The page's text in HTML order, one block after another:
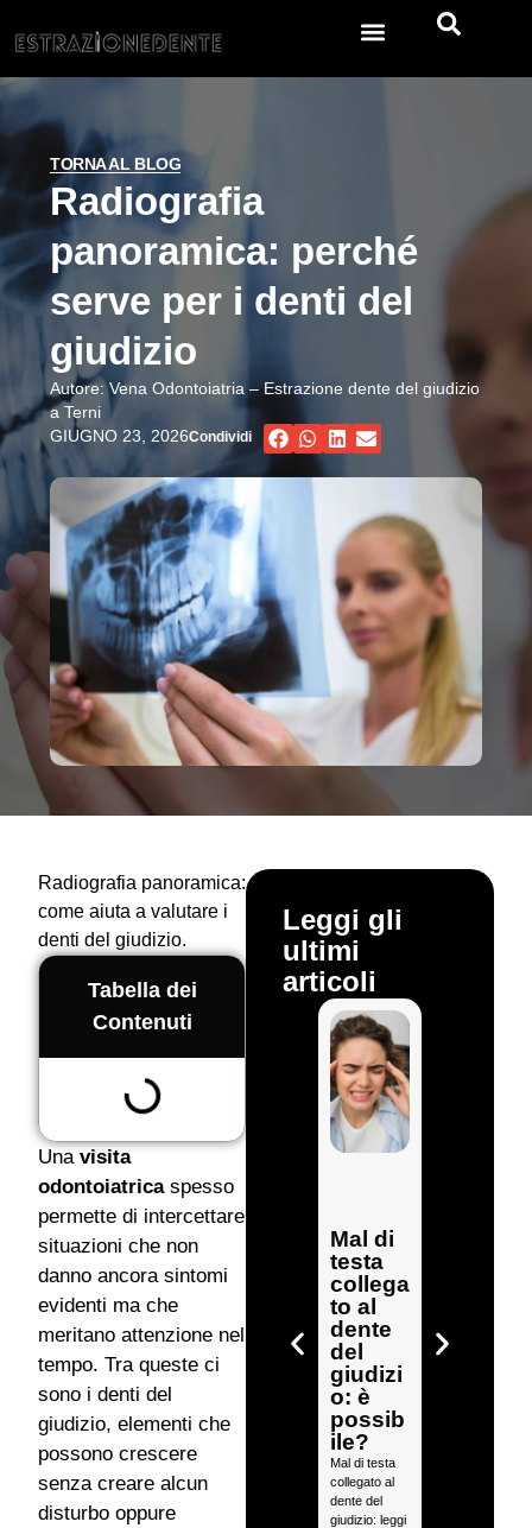
TORNA AL BLOG
Radiografia
panoramica: perché
serve per i denti del
giudizio
Autore:Vena Odontoiatria – Estrazione dente del giudizio
a Terni
GIUGNO 23, 2026Condividi
Radiografia panoramica:
come aiuta a valutare i
denti del giudizio.
Tabella dei
Contenuti
Una visita
odontoiatrica spesso
permette di intercettare
situazioni che non
danno ancora sintomi
evidenti ma che
meritano attenzione nel
tempo. Tra queste ci
sono i denti del
giudizio, elementi che
possono crescere
senza creare alcun
disturbo oppure
Leggi gli
ultimi
articoli
Mal di
testa
collega
to al
dente
del
giudizi
o: è
possib
ile?
Mal di testa
collegato al
dente del
giudizio: leggi
l’interv